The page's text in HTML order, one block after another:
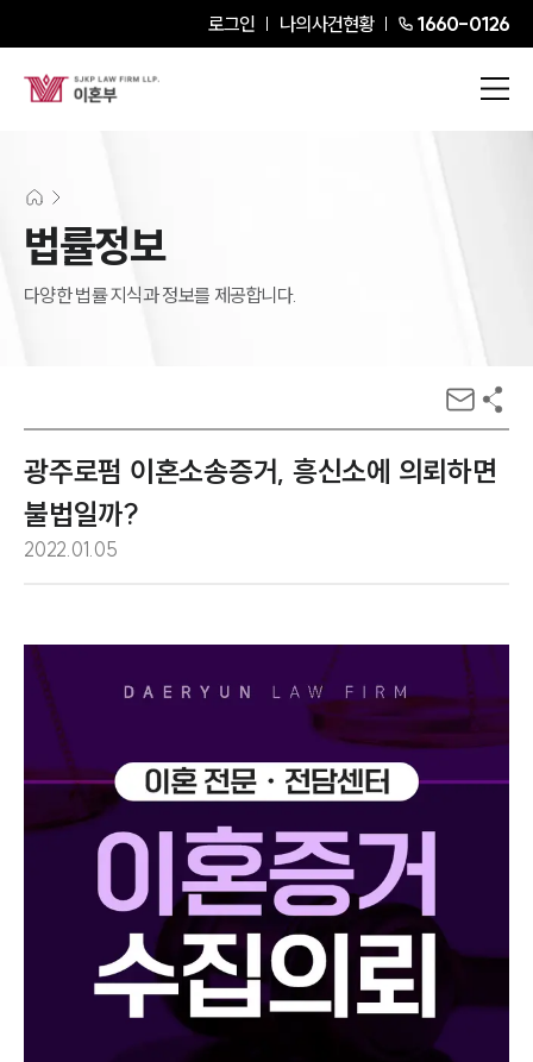
로그인 나의사건현황 1660-0126
법률정보
다양한 법률 지식과 정보를 제공합니다.
광주로펌 이혼소송증거, 흥신소에 의뢰하면
불법일까?
2022.01.05